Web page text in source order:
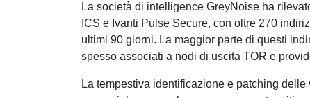
La società di intelligence GreyNoise ha
ICS e Ivanti Pulse Secure, con oltre 270
ultimi 90 giorni. La maggior parte di questi
spesso associati a nodi di uscita TOR e
La tempestiva identificazione e patching